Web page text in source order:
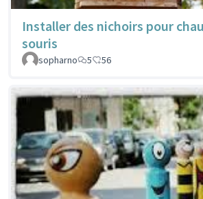
Installer des nichoirs pour
souris
sopharno 5 56